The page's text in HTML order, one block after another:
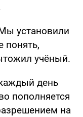
установили
понять,
учёный.
день
пополняется
на